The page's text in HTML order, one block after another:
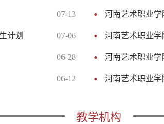
07-13
07-06
计划
06-28
06-12
河南艺术职业学
河南艺术职业学
河南艺术职业学
河南艺术职业学
教学机构